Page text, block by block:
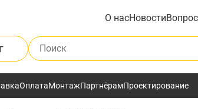
О насНовости
Поиск по каталогу
ОплатаМонтажПартнёрамПроектирование